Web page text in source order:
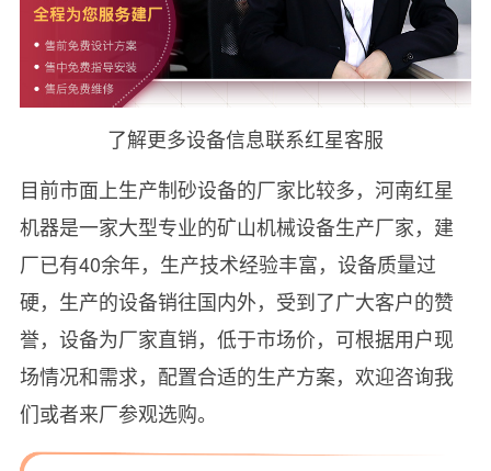
了解更多设备信息联系红星客服
目前市面上生产制砂设备的厂家比较多，河南红星
机器是一家大型专业的矿山机械设备生产厂家，建
厂已有40余年，生产技术经验丰富，设备质量过
硬，生产的设备销往国内外，受到了广大客户的赞
誉，设备为厂家直销，低于市场价，可根据用户现
场情况和需求，配置合适的生产方案，欢迎咨询我
们或者来厂参观选购。